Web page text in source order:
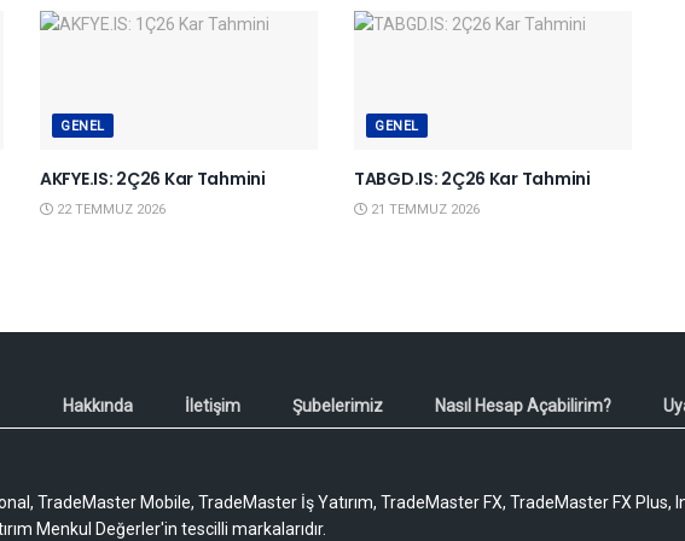
GENEL
AKFYE.IS: 2Ç26 Kar Tahmini
22 TEMMUZ 2026
GENEL
TABGD.IS: 2Ç26 Kar Tahmini
21 TEMMUZ 2026
Hakkında İletişim Şubelerimiz Nasıl Hesap Açabilirim?
TradeMaster Mobile, TradeMaster İş Yatırım, TradeMaster FX, TradeMaster FX Plus,
Menkul Değerler'in tescilli markalarıdır.